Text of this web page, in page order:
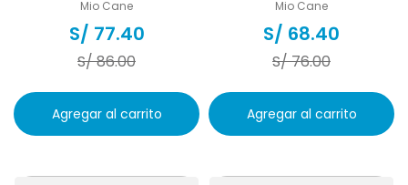
Mio Cane
S/ 77.40
S/86.00
Agregar al carrito
Mio Cane
S/ 68.40
S/76.00
Agregar al carrito